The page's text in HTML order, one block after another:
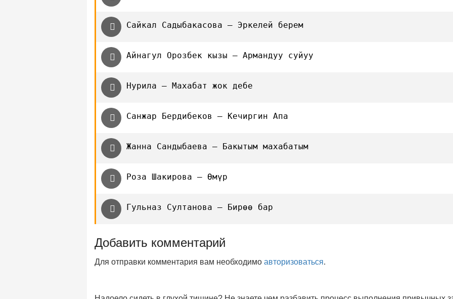
Сайкал Садыбакасова — Эркелей берем
Айнагул Орозбек кызы — Армандуу суйуу
Нурила — Махабат жок дебе
Санжар Бердибеков — Кечиргин Апа
Жанна Сандыбаева — Бакытым махабатым
Роза Шакирова — Өмүр
Гульназ Султанова — Бирөө бар
Добавить комментарий
Для отправки комментария вам необходимо авторизоваться.